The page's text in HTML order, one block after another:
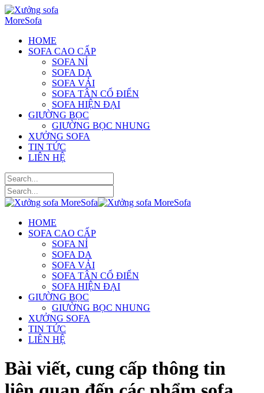
HOME
SOFA CAO CẤP
SOFA NỈ
SOFA DA
SOFA VẢI
SOFA TÂN CỔ ĐIỂN
SOFA HIỆN ĐẠI
GIƯỜNG BỌC
GIƯỜNG BỌC NHUNG
XƯỞNG SOFA
TIN TỨC
LIÊN HỆ
HOME
SOFA CAO CẤP
SOFA NỈ
SOFA DA
SOFA VẢI
SOFA TÂN CỔ ĐIỂN
SOFA HIỆN ĐẠI
GIƯỜNG BỌC
GIƯỜNG BỌC NHUNG
XƯỞNG SOFA
TIN TỨC
LIÊN HỆ
Bài viết, cung cấp thông tin